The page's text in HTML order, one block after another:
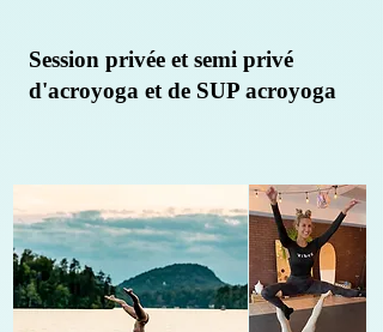
Session privée et semi privé
d'acroyoga et de SUP acroyoga